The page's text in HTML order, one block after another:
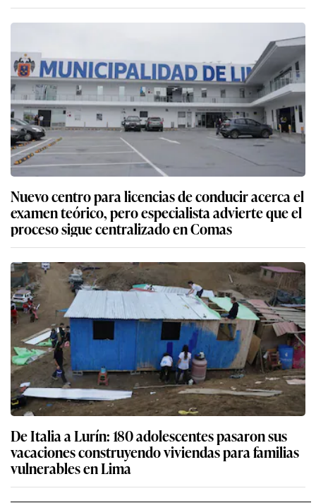
Nuevo centro para licencias de conducir acerca el
examen teórico, pero especialista advierte que el
proceso sigue centralizado en Comas
De Italia a Lurín: 180 adolescentes pasaron sus
vacaciones construyendo viviendas para familias
vulnerables en Lima